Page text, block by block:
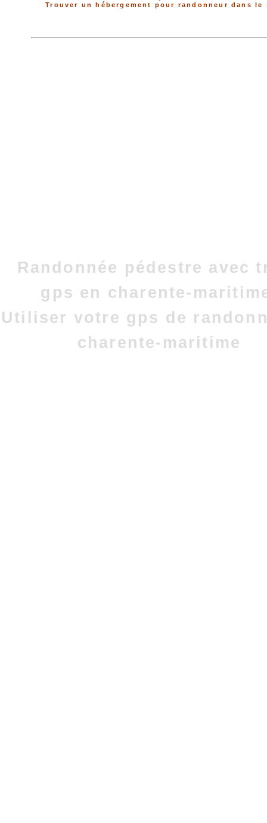
Trouver un hébergement pour randonneur dans le
Randonnée pédestre avec
gps en charente-
Utiliser votre gps de
charente-maritime